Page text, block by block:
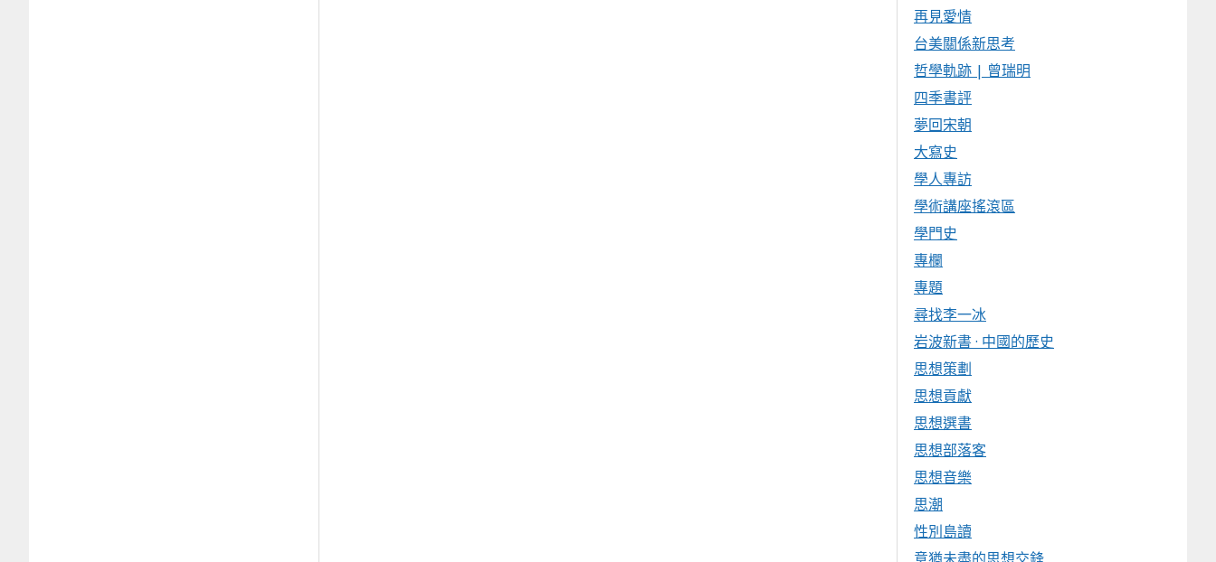
再見愛情
台美關係新思考
哲學軌跡 | 曾瑞明
四季書評
夢回宋朝
大寫史
學人專訪
學術講座搖滾區
學門史
專欄
專題
尋找李一冰
岩波新書 · 中國的歷史
思想策劃
思想貢獻
思想選書
思想部落客
思想音樂
思潮
性別島讀
意猶未盡的思想交鋒